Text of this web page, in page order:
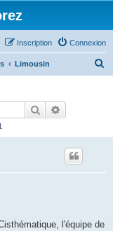
Connexion
Inscription
Limousin
Rechercher
l'équipe de